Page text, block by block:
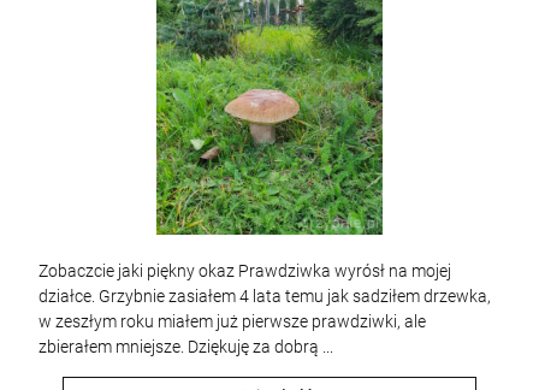
Zobaczcie jaki piękny okaz Prawdziwka wyrósł na mojej
działce. Grzybnie zasiałem 4 lata temu jak sadziłem drzewka,
w zeszłym roku miałem już pierwsze prawdziwki, ale
zbierałem mniejsze. Dziękuję za dobrą ...